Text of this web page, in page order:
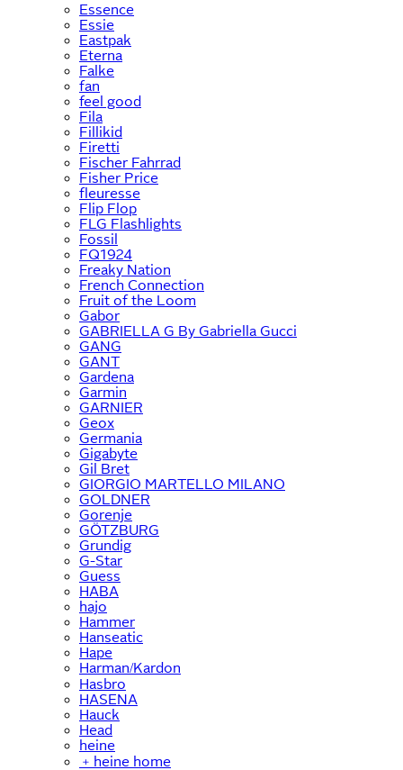
Essence
Essie
Eastpak
Eterna
Falke
fan
feel good
Fila
Fillikid
Firetti
Fischer Fahrrad
Fisher Price
fleuresse
Flip Flop
FLG Flashlights
Fossil
FQ1924
Freaky Nation
French Connection
Fruit of the Loom
Gabor
GABRIELLA G By Gabriella Gucci
GANG
GANT
Gardena
Garmin
GARNIER
Geox
Germania
Gigabyte
Gil Bret
GIORGIO MARTELLO MILANO
GOLDNER
Gorenje
GÖTZBURG
Grundig
G-Star
Guess
HABA
hajo
Hammer
Hanseatic
Hape
Harman/Kardon
Hasbro
HASENA
Hauck
Head
heine
﹢ heine home